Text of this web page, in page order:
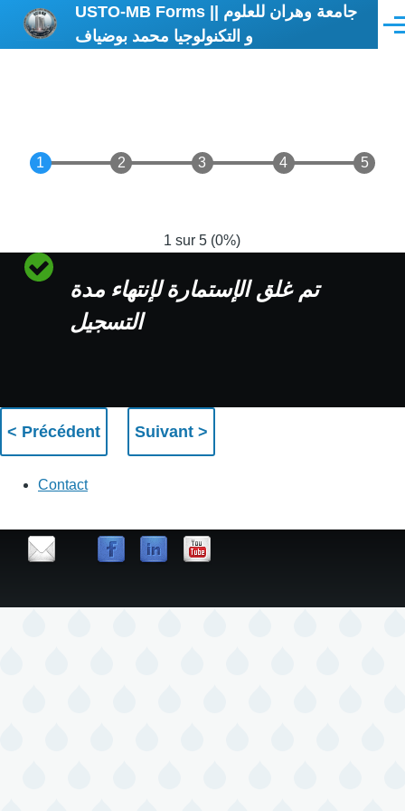
Aller au contenu principal
USTO-MB Forms || جامعة وهران للعلوم
و التكنولوجيا محمد بوضياف
1 sur 5 (0%)
Message
d'état
تم غلق الإستمارة لإنتهاء مدة
التسجيل
contact
Contact